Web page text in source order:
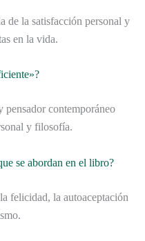
de la satisfacción personal y
en la vida.
pensador contemporáneo
y filosofía.
se abordan en el libro?
felicidad, la autoaceptación